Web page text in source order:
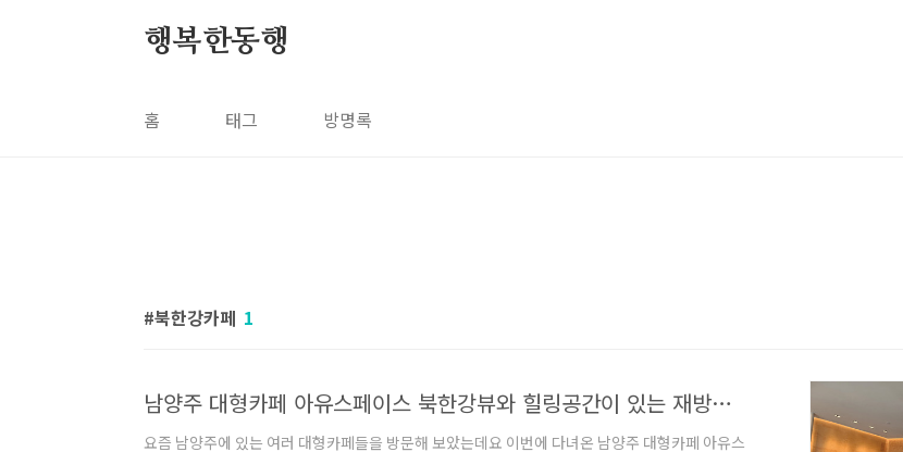
행복한동행
홈 태그 방명록
북한강카페 1
남양주 대형카페 아유스페이스 북한강뷰와 힐링공간이 있는 재방문의사 100%
요즘 남양주에 있는 여러 대형카페들을 방문해 보았는데요 이번에 다녀온 남양주 대형카페 아유스